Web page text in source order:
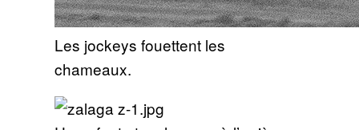
Les jockeys fouettent les
chameaux.